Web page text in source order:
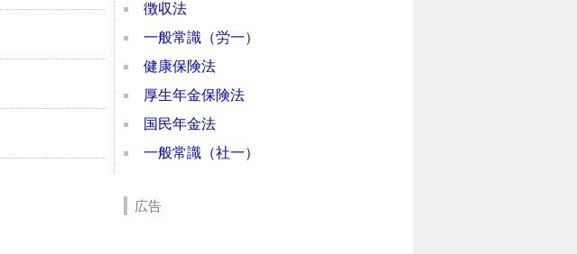
徴収法
一般常識（労一）
健康保険法
厚生年金保険法
国民年金法
一般常識（社一）
広告